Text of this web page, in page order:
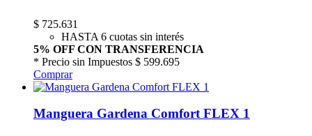
$ 725.631
HASTA 6 cuotas sin interés
5% OFF CON TRANSFERENCIA
* Precio sin Impuestos $ 599.695
Comprar
Manguera Gardena Comfort FLEX 1